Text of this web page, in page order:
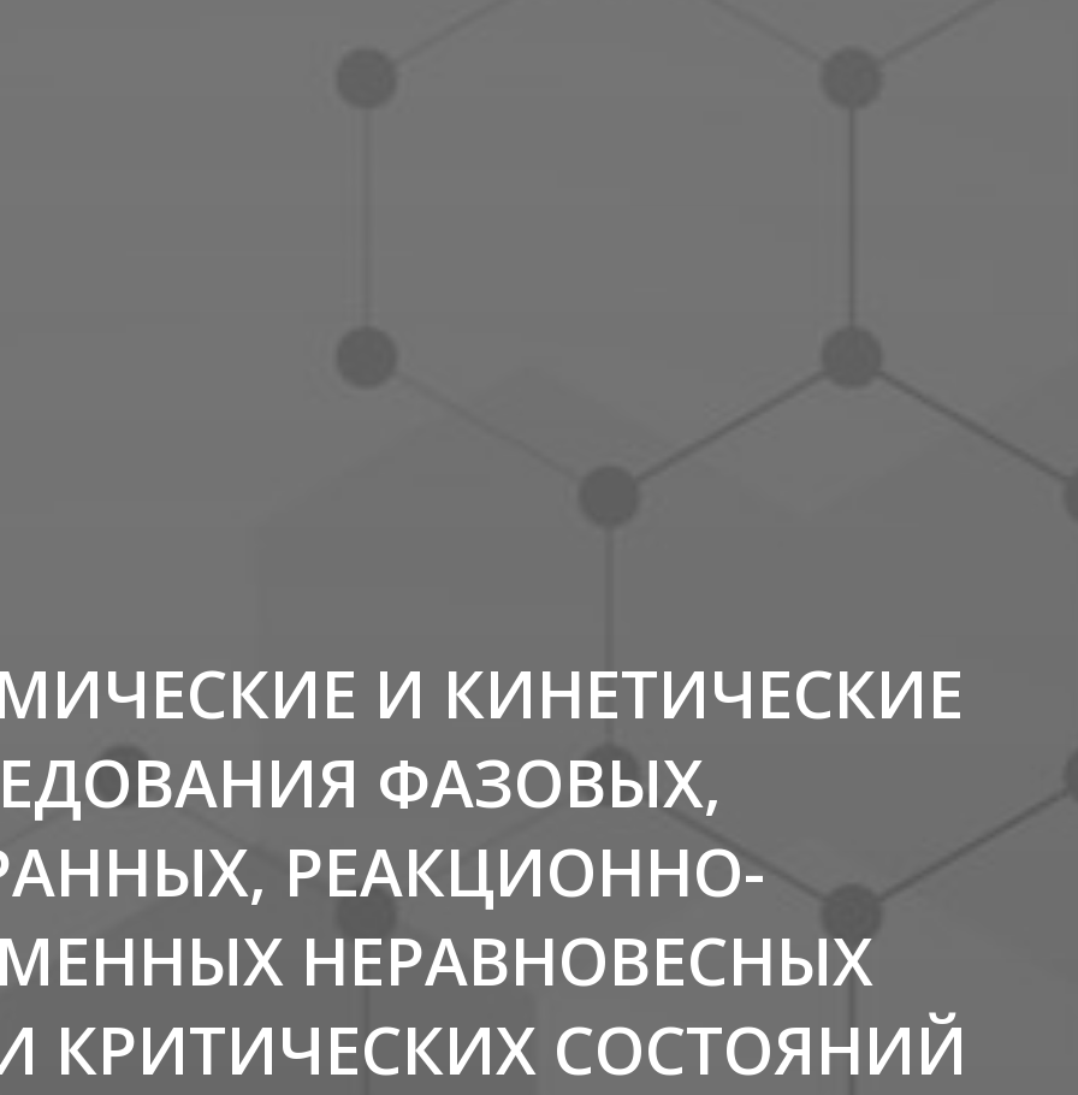
И КИНЕТИЧЕСКИЕ
ФАЗОВЫХ,
РЕАКЦИОННО-
НЕРАВНОВЕСНЫХ
КРИТИЧЕСКИХ СОСТОЯНИЙ